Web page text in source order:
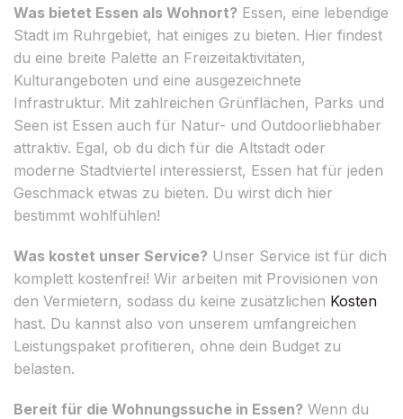
Was bietet Essen als Wohnort? Essen, eine lebendige
Stadt im Ruhrgebiet, hat einiges zu bieten. Hier findest
du eine breite Palette an Freizeitaktivitäten,
Kulturangeboten und eine ausgezeichnete
Infrastruktur. Mit zahlreichen Grünflächen, Parks und
Seen ist Essen auch für Natur- und Outdoorliebhaber
attraktiv. Egal, ob du dich für die Altstadt oder
moderne Stadtviertel interessierst, Essen hat für jeden
Geschmack etwas zu bieten. Du wirst dich hier
bestimmt wohlfühlen!
Was kostet unser Service? Unser Service ist für dich
komplett kostenfrei! Wir arbeiten mit Provisionen von
den Vermietern, sodass du keine zusätzlichen Kosten
hast. Du kannst also von unserem umfangreichen
Leistungspaket profitieren, ohne dein Budget zu
belasten.
Bereit für die Wohnungssuche in Essen? Wenn du